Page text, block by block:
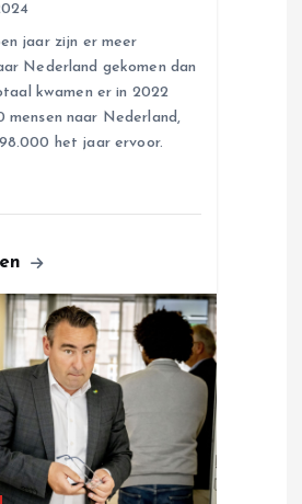
jaar zijn er meer
Nederland gekomen dan
kwamen er in 2022
mensen naar Nederland,
het jaar ervoor.